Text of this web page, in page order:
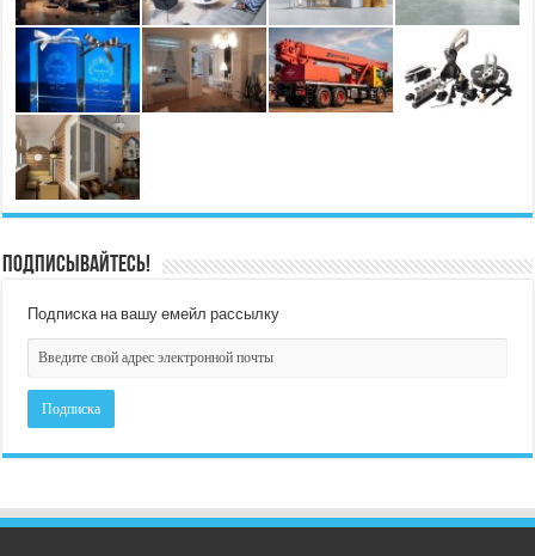
Подписывайтесь!
Подписка на вашу емейл рассылку